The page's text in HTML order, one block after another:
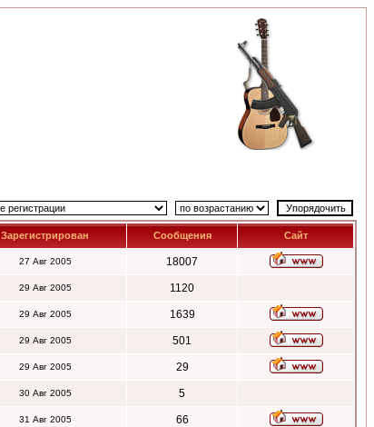
Зарегистрирован Сообщения Сайт
27 Авг 2005 18007
29 Авг 2005 1120
29 Авг 2005 1639
29 Авг 2005 501
29 Авг 2005 29
30 Авг 2005 5
31 Авг 2005 66